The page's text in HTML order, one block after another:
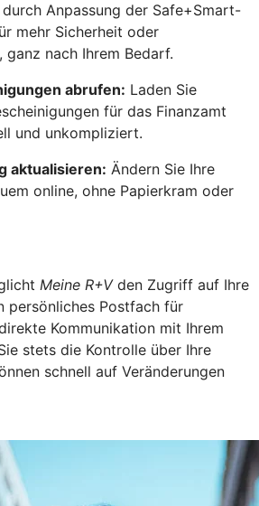
Anpassung der Safe+Smart-
mehr Sicherheit oder
ganz nach Ihrem Bedarf.
abrufen: Laden Sie
für das Finanzamt
und unkompliziert.
aktualisieren: Ändern Sie Ihre
online, ohne Papierkram oder
Meine R+Vden Zugriff auf Ihre
persönliches Postfach für
Kommunikation mit Ihrem
stets die Kontrolle über Ihre
schnell auf Veränderungen